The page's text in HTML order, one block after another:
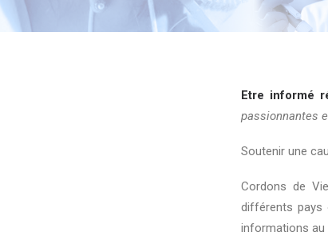
Etre informé
passionnantes
Soutenir une
Cordons de
différents pays
informations au